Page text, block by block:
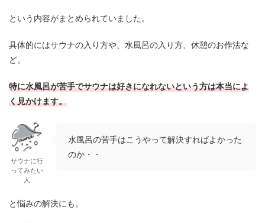
という内容がまとめられていました。
具体的にはサウナの入り方や、水風呂の入り方、休憩のお作法な
ど。
特に水風呂が苦手でサウナは好きになれないという方は本当によ
く見かけます。
サウナに行
ってみたい
人
水風呂の苦手はこうやって解決すればよかった
のか・・
と悩みの解決にも。